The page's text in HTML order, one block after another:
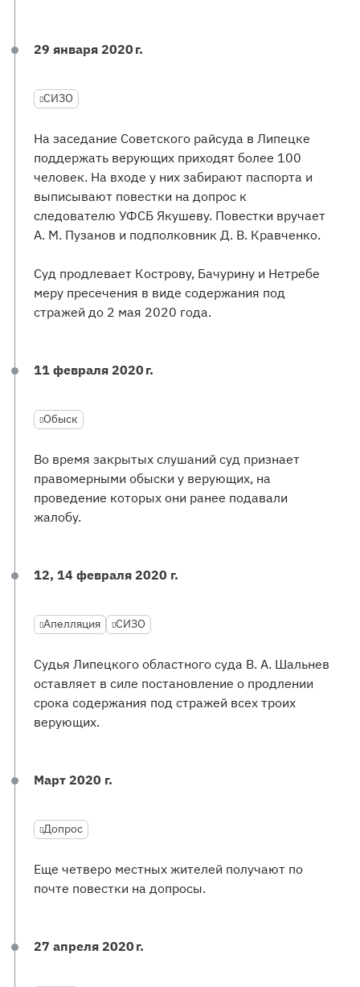
29 января 2020 г.
СИЗО
На заседание Советского райсуда в Липецке
поддержать верующих приходят более 100
человек. На входе у них забирают паспорта и
выписывают повестки на допрос к
следователю УФСБ Якушеву. Повестки вручает
А. М. Пузанов и подполковник Д. В. Кравченко.
Суд продлевает Кострову, Бачурину и Нетребе
меру пресечения в виде содержания под
стражей до 2 мая 2020 года.
11 февраля 2020 г.
Обыск
Во время закрытых слушаний суд признает
правомерными обыски у верующих, на
проведение которых они ранее подавали
жалобу.
12, 14 февраля 2020 г.
Апелляция СИЗО
Судья Липецкого областного суда В. А. Шальнев
оставляет в силе постановление о продлении
срока содержания под стражей всех троих
верующих.
Март 2020 г.
Допрос
Еще четверо местных жителей получают по
почте повестки на допросы.
27 апреля 2020 г.